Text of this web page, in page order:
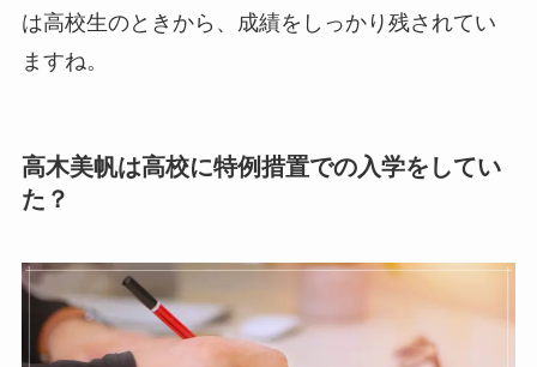
は高校生のときから、成績をしっかり残されてい
ますね。
高木美帆は高校に特例措置での入学をしてい
た？